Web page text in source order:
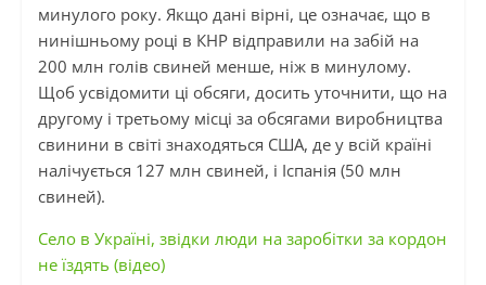
минулого року. Якщо дані вірні, це означає, що в
нинішньому році в КНР відправили на забій на
200 млн голів свиней менше, ніж в минулому.
Щоб усвідомити ці обсяги, досить уточнити, що на
другому і третьому місці за обсягами виробництва
свинини в світі знаходяться США, де у всій країні
налічується 127 млн ​​свиней, і Іспанія (50 млн
свиней).
Село в Україні, звідки люди на заробітки за кордон
не їздять (відео)